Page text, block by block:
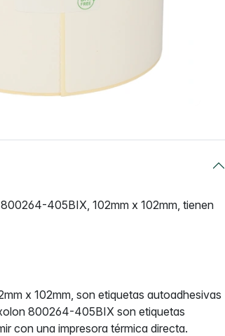
405BIX, 102mm x 102mm, tienen
x 102mm, son etiquetas autoadhesivas
800264-405BIX son etiquetas
con una impresora térmica directa.